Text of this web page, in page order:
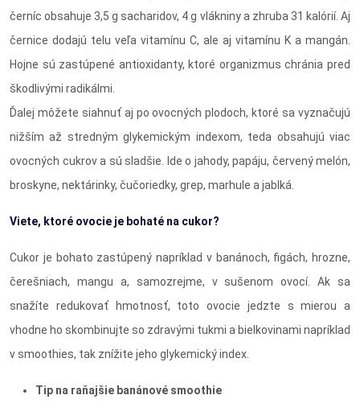
černíc obsahuje 3,5 g sacharidov, 4 g vlákniny a zhruba 31 kalórií. Aj
černice dodajú telu veľa vitamínu C, ale aj vitamínu K a mangán.
Hojne sú zastúpené antioxidanty, ktoré organizmus chránia pred
škodlivými radikálmi.
Ďalej môžete siahnuť aj po ovocných plodoch, ktoré sa vyznačujú
nižším až stredným glykemickým indexom, teda obsahujú viac
ovocných cukrov a sú sladšie. Ide o jahody, papáju, červený melón,
broskyne, nektárinky, čučoriedky, grep, marhule a jablká.
Viete, ktoré ovocie je bohaté na cukor?
Cukor je bohato zastúpený napríklad v banánoch, figách, hrozne,
čerešniach, mangu a, samozrejme, v sušenom ovocí. Ak sa
snažíte redukovať hmotnosť, toto ovocie jedzte s mierou a
vhodne ho skombinujte so zdravými tukmi a bielkovinami napríklad
v smoothies, tak znížite jeho glykemický index.
Tip na raňajšie banánové smoothie